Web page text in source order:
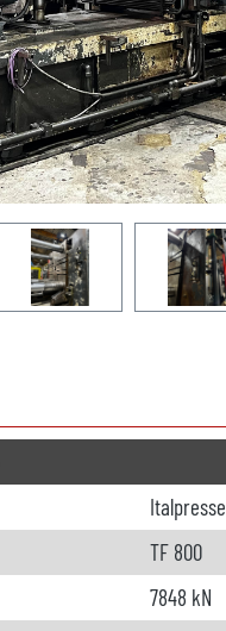
Italpresse
TF 800
7848 kN